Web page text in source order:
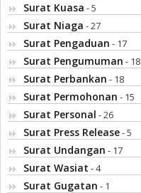
Surat Kuasa - 5
Surat Niaga - 27
Surat Pengaduan - 17
Surat Pengumuman - 18
Surat Perbankan - 18
Surat Permohonan - 15
Surat Personal - 26
Surat Press Release- 5
Surat Undangan - 17
Surat Wasiat - 4
Surat Gugatan - 1